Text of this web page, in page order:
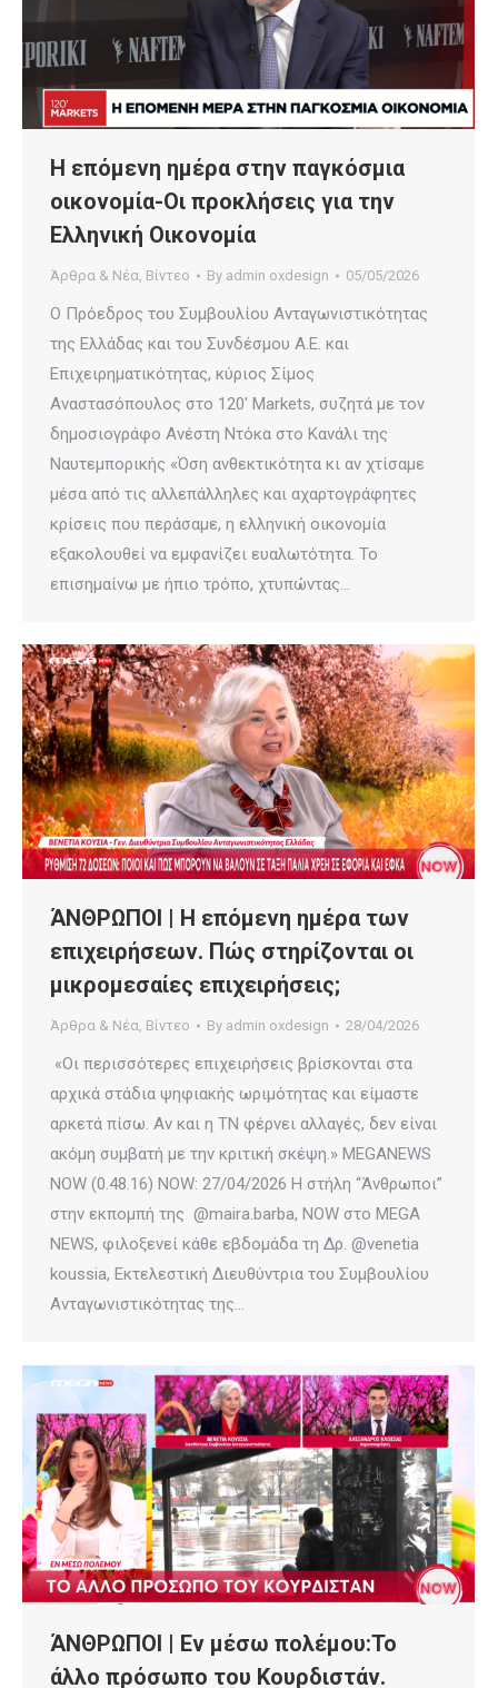
Η επόμενη ημέρα στην παγκόσμια
οικονομία-Οι προκλήσεις για την
Ελληνική Οικονομία
Άρθρα & Νέα, Βίντεο By admin oxdesign 05/05/2026
Ο Πρόεδρος του Συμβουλίου Ανταγωνιστικότητας
της Ελλάδας και του Συνδέσμου Α.Ε. και
Επιχειρηματικότητας, κύριος Σίμος
Αναστασόπουλος στο 120′ Μarkets, συζητά με τον
δημοσιογράφο Ανέστη Ντόκα στο Κανάλι της
Ναυτεμπορικής «Όση ανθεκτικότητα κι αν χτίσαμε
μέσα από τις αλλεπάλληλες και αχαρτογράφητες
κρίσεις που περάσαμε, η ελληνική οικονομία
εξακολουθεί να εμφανίζει ευαλωτότητα. Το
επισημαίνω με ήπιο τρόπο, χτυπώντας…
ΆΝΘΡΩΠΟΙ | Η επόμενη ημέρα των
επιχειρήσεων. Πώς στηρίζονται οι
μικρομεσαίες επιχειρήσεις;
Άρθρα & Νέα, Βίντεο By admin oxdesign 28/04/2026
«Οι περισσότερες επιχειρήσεις βρίσκονται στα
αρχικά στάδια ψηφιακής ωριμότητας και είμαστε
αρκετά πίσω. Αν και η ΤΝ φέρνει αλλαγές, δεν είναι
ακόμη συμβατή με την κριτική σκέψη.» MEGANEWS
NOW (0.48.16) NOW: 27/04/2026 Η στήλη “Άνθρωποι”
στην εκπομπή της @maira.barba, NOW στο MEGA
NEWS, φιλοξενεί κάθε εβδομάδα τη Δρ. @venetia
koussia, Εκτελεστική Διευθύντρια του Συμβουλίου
Ανταγωνιστικότητας της…
ΆΝΘΡΩΠΟΙ | Εν μέσω πολέμου:Το
άλλο πρόσωπο του Κουρδιστάν.